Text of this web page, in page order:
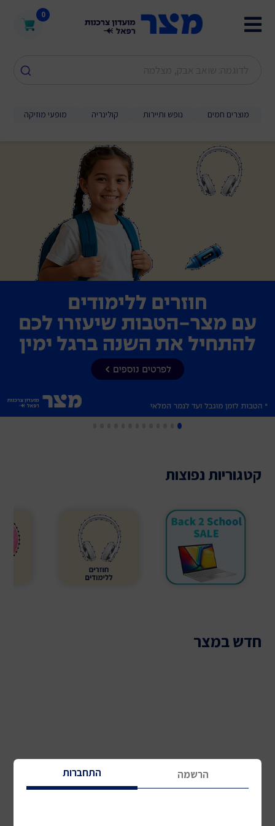
0
נופש ותיירות קולינריה מופעי מוזיקה מוצרים חמים
התחברות הרשמה
קטגוריות נפוצות
חדש במצר